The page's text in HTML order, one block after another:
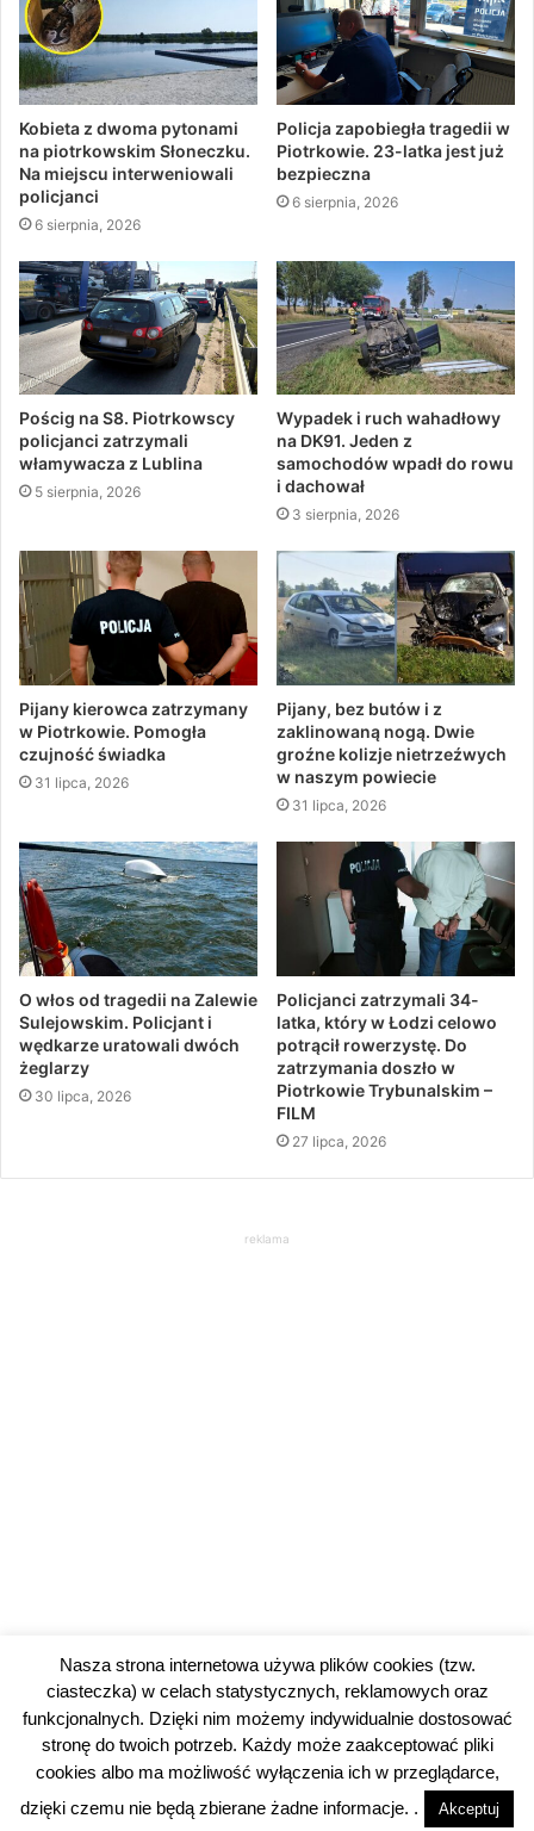
Kobieta z dwoma pytonami
na piotrkowskim Słoneczku.
Na miejscu interweniowali
policjanci
6 sierpnia, 2026
Policja zapobiegła tragedii w
Piotrkowie. 23-latka jest już
bezpieczna
6 sierpnia, 2026
Pościg na S8. Piotrkowscy
policjanci zatrzymali
włamywacza z Lublina
5 sierpnia, 2026
Wypadek i ruch wahadłowy
na DK91. Jeden z
samochodów wpadł do rowu
i dachował
3 sierpnia, 2026
Pijany kierowca zatrzymany
w Piotrkowie. Pomogła
czujność świadka
31 lipca, 2026
Pijany, bez butów i z
zaklinowaną nogą. Dwie
groźne kolizje nietrzeźwych
w naszym powiecie
31 lipca, 2026
O włos od tragedii na Zalewie
Sulejowskim. Policjant i
wędkarze uratowali dwóch
żeglarzy
30 lipca, 2026
Policjanci zatrzymali 34-
latka, który w Łodzi celowo
potrącił rowerzystę. Do
zatrzymania doszło w
Piotrkowie Trybunalskim –
FILM
27 lipca, 2026
reklama
Nasza strona internetowa używa plików cookies (tzw.
ciasteczka) w celach statystycznych, reklamowych oraz
funkcjonalnych. Dzięki nim możemy indywidualnie dostosować
stronę do twoich potrzeb. Każdy może zaakceptować pliki
cookies albo ma możliwość wyłączenia ich w przeglądarce,
dzięki czemu nie będą zbierane żadne informacje. .
Akceptuj